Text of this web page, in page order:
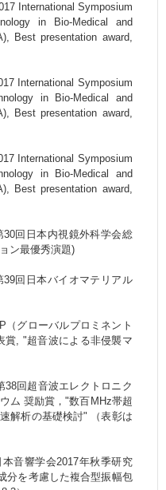
International Symposium
in Bio-Medical and
Best presentation award,
International Symposium
in Bio-Medical and
Best presentation award,
International Symposium
in Bio-Medical and
Best presentation award,
回日本内視鏡外科学会総
ン最優秀演題)
回日本バイオマテリアル
（グローバルプロミネント
賞, "超音波による非侵襲マ
38回超音波エレクトロニク
ム 奨励賞，"数百MHz帯超
解析の基礎検討" （表彰は
音響学会2017年秋季研究
分を考慮した複合型振幅包